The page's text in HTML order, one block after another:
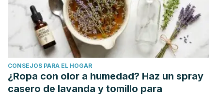
CONSEJOS PARA EL HOGAR
¿Ropa con olor a humedad? Haz un spray
casero de lavanda y tomillo para